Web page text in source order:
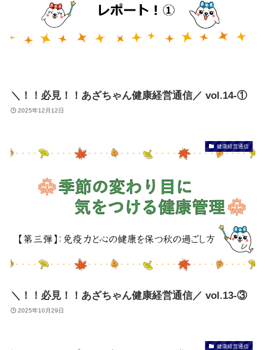
＼！！必見！！あざちゃん健康経営通信／ vol.14-①
2025年12月12日
健康経営通信
＼！！必見！！あざちゃん健康経営通信／ vol.13-③
2025年10月29日
健康経営通信